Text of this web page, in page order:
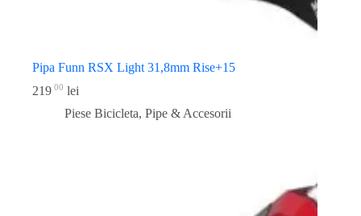
Pipa Funn RSX Light 31,8mm Rise+15
219 00 lei
Piese Bicicleta, Pipe & Accesorii